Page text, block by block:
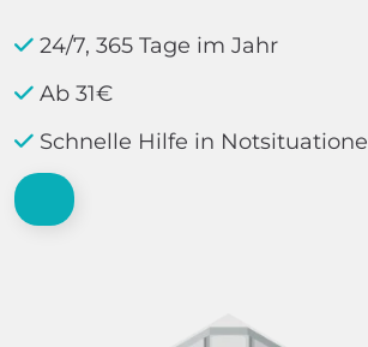
24/7, 365 Tage im Jahr
Ab 31€
Schnelle Hilfe in